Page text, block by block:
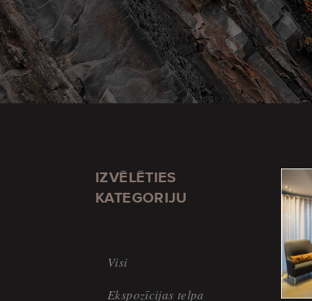
IZVĒLĒTIES
KATEGORIJU
Visi
Ekspozīcijas telpa